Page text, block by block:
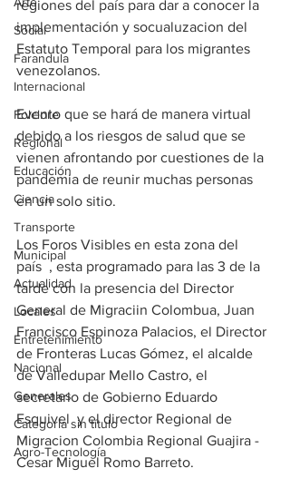
Social
Farandula
Internacional
Folclore
Regional
Educación
Ciencia
Transporte
Municipal
Actualidad
Locales
Entretenimiento
Nacional
Generales
Categoría sin título
Agro-Tecnología
regiones del país para dar a conocer la
implementación y socualuzacion del
Estatuto Temporal para los migrantes
venezolanos.
Evento que se hará de manera virtual
debido a los riesgos de salud que se
vienen afrontando por cuestiones de la
pandemia de reunir muchas personas
en un solo sitio.
Los Foros Visibles en esta zona del
país  , esta programado para las 3 de la
tarde con la presencia del Director
General de Migraciin Colombua, Juan
Francisco Espinoza Palacios, el Director
de Fronteras Lucas Gómez, el alcalde
de Valledupar Mello Castro, el
secretario de Gobierno Eduardo
Esquivel  y el director Regional de
Migracion Colombia Regional Guajira -
Cesar Miguel Romo Barreto.